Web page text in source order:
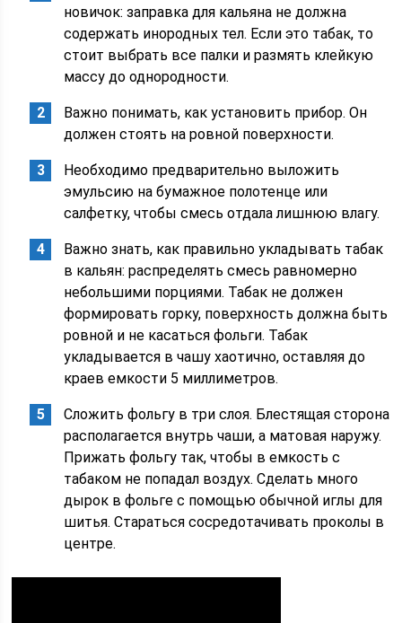
новичок: заправка для кальяна не должна
содержать инородных тел. Если это табак, то
стоит выбрать все палки и размять клейкую
массу до однородности.
Важно понимать, как установить прибор. Он
должен стоять на ровной поверхности.
Необходимо предварительно выложить
эмульсию на бумажное полотенце или
салфетку, чтобы смесь отдала лишнюю влагу.
Важно знать, как правильно укладывать табак
в кальян: распределять смесь равномерно
небольшими порциями. Табак не должен
формировать горку, поверхность должна быть
ровной и не касаться фольги. Табак
укладывается в чашу хаотично, оставляя до
краев емкости 5 миллиметров.
Сложить фольгу в три слоя. Блестящая сторона
располагается внутрь чаши, а матовая наружу.
Прижать фольгу так, чтобы в емкость с
табаком не попадал воздух. Сделать много
дырок в фольге с помощью обычной иглы для
шитья. Стараться сосредотачивать проколы в
центре.